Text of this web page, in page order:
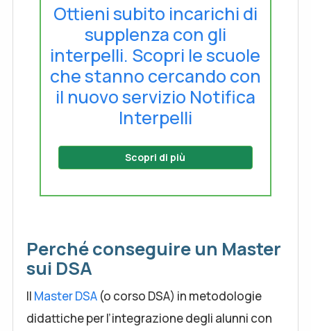
Ottieni subito incarichi di
supplenza con gli
interpelli. Scopri le scuole
che stanno cercando con
il nuovo servizio Notifica
Interpelli
Scopri di più
Perché conseguire un Master
sui DSA
Il Master DSA (o corso DSA) in metodologie
didattiche per l’integrazione degli alunni con